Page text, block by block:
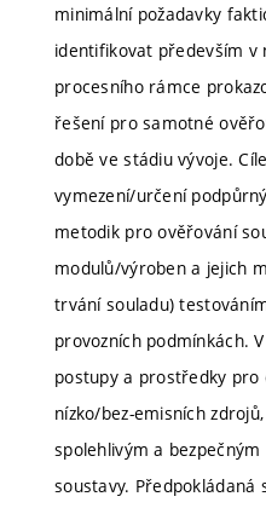
minimální požadavky
identifikovat především v
procesního rámce
řešení pro samotné
době ve stádiu vývoje.
vymezení/určení
metodik pro ověřování
modulů/výroben a jejich
trvání souladu)
provozních podmínkách.
postupy a prostředky pro
nízko/bez-emisních
spolehlivým a
soustavy. Předpokládaná